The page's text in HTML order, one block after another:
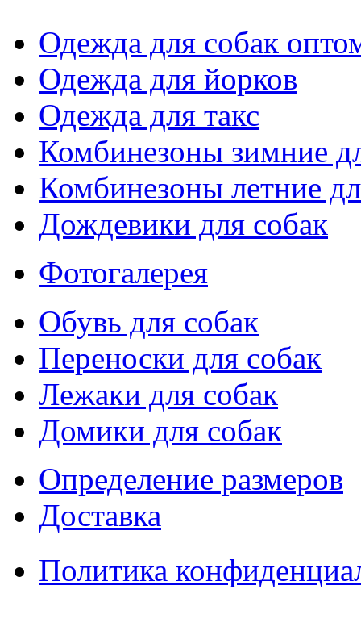
Одежда для собак
Одежда для йорков
Одежда для такс
Комбинезоны зимние
Комбинезоны летние
Дождевики для собак
Фотогалерея
Обувь для собак
Переноски для собак
Лежаки для собак
Домики для собак
Определение размеров
Доставка
Политика